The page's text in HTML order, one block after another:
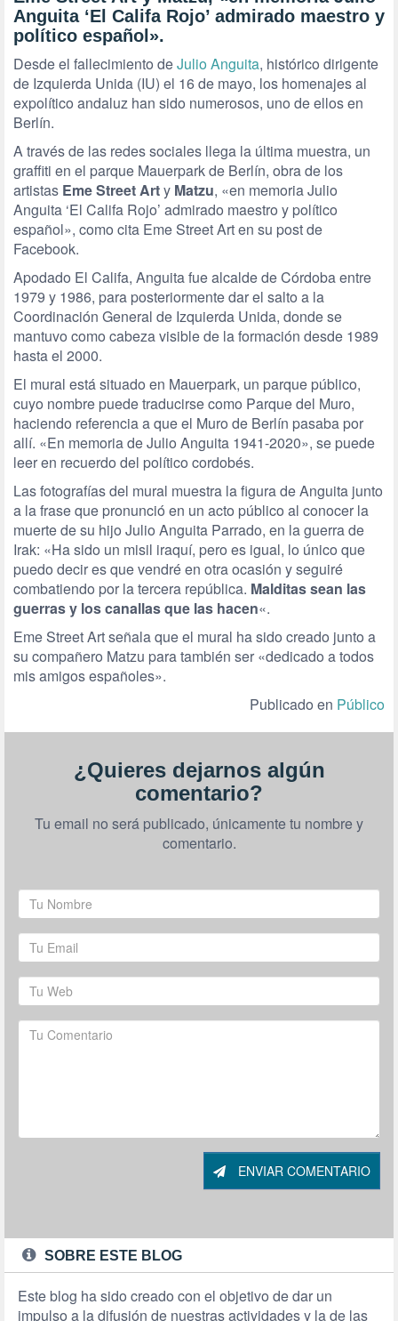
Anguita ‘El Califa Rojo’ admirado maestro y
político español».
Desde el fallecimiento deJulio Anguita, histórico dirigente
de Izquierda Unida (IU) el 16 de mayo, los homenajes al
expolítico andaluz han sido numerosos, uno de ellos en
Berlín.
A través de las redes sociales llega la última muestra, un
graffiti en el parque Mauerpark de Berlín, obra de los
artistas Eme Street Arty Matzu, «en memoria Julio
Anguita ‘El Califa Rojo’ admirado maestro y político
español», como cita Eme Street Art en su post de
Facebook.
Apodado El Califa, Anguita fue alcalde de Córdoba entre
1979 y 1986, para posteriormente dar el salto a la
Coordinación General de Izquierda Unida, donde se
mantuvo como cabeza visible de la formación desde 1989
hasta el 2000.
El mural está situado en Mauerpark, un parque público,
cuyo nombre puede traducirse como Parque del Muro,
haciendo referencia a que el Muro de Berlín pasaba por
allí. «En memoria de Julio Anguita 1941-2020», se puede
leer en recuerdo del político cordobés.
Las fotografías del mural muestra la figura de Anguita junto
a la frase que pronunció en un acto público al conocer la
muerte de su hijo Julio Anguita Parrado, en la guerra de
Irak: «Ha sido un misil iraquí, pero es igual, lo único que
puedo decir es que vendré en otra ocasión y seguiré
combatiendo por la tercera república. Malditas sean las
guerras y los canallas que las hacen«.
Eme Street Art señala que el mural ha sido creado junto a
su compañero Matzu para también ser «dedicado a todos
mis amigos españoles».
Publicado en Público
¿Quieres dejarnos algún
comentario?
Tu email no será publicado, únicamente tu nombre y
comentario.
ENVIAR COMENTARIO
SOBRE ESTE BLOG
Este blog ha sido creado con el objetivo de dar un
impulso a la difusión de nuestras actividades y la de las